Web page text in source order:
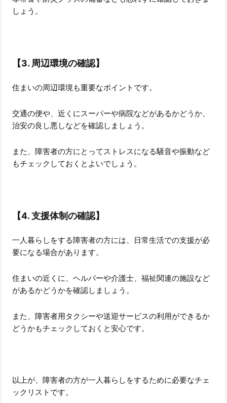
しょう。
【3. 周辺環境の確認】
住まいの周辺環境も重要なポイントです。
交通の便や、近くにスーパーや病院などがあるかどうか、
治安の良し悪しなどを確認しましょう。
また、障害者の方にとってストレスになる騒音や振動など
もチェックしておくとよいでしょう。
【4. 支援体制の確認】
一人暮らしをする障害者の方には、日常生活での支援が必
要になる場合があります。
住まいの近くに、ヘルパーや介護士、福祉関連の施設など
があるかどうかを確認しましょう。
また、障害者用タクシーや送迎サービスの利用ができるか
どうかもチェックしておくと安心です。
以上が、障害者の方が一人暮らしをするために必要なチェ
ックリストです。